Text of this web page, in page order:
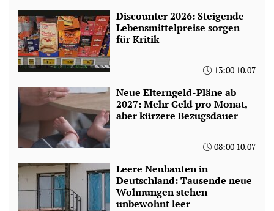
Discounter 2026: Steigende
Lebensmittelpreise sorgen
für Kritik
13:00 10.07
Neue Elterngeld-Pläne ab
2027: Mehr Geld pro Monat,
aber kürzere Bezugsdauer
08:00 10.07
Leere Neubauten in
Deutschland: Tausende neue
Wohnungen stehen
unbewohnt leer